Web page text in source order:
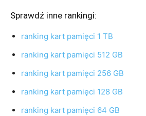
Sprawdź inne rankingi:
ranking kart pamięci 1 TB
ranking kart pamięci 512 GB
ranking kart pamięci 256 GB
ranking kart pamięci 128 GB
ranking kart pamięci 64 GB